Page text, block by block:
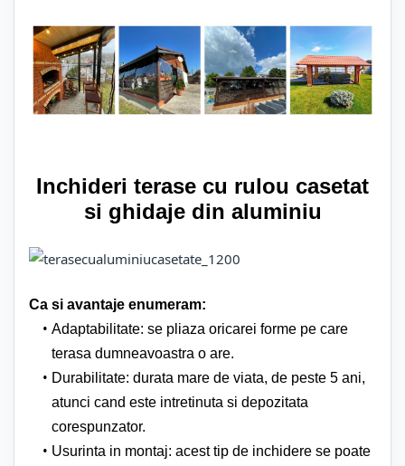
Inchideri terase cu rulou casetat
si ghidaje din aluminiu
Ca si avantaje enumeram:
Adaptabilitate: se pliaza oricarei forme pe care
terasa dumneavoastra o are.
Durabilitate: durata mare de viata, de peste 5 ani,
atunci cand este intretinuta si depozitata
corespunzator.
Usurinta in montaj: acest tip de inchidere se poate